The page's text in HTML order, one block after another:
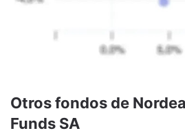
Otros fondos de
Funds SA